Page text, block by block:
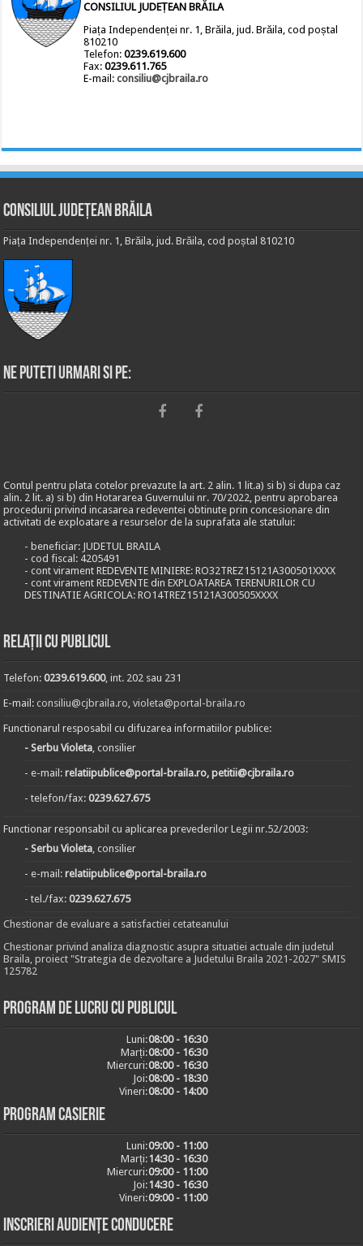
CONSILIUL JUDEȚEAN BRĂILA
Piața Independenței nr. 1, Brăila, jud. Brăila, cod poștal
810210
Telefon:0239.619.600
Fax:0239.611.765
E-mail:consiliu@cjbraila.ro
Consiliul Județean Brăila
Piața Independenței nr. 1, Brăila, jud. Brăila, cod poștal 810210
Ne puteti urmari si pe:
Contul pentru plata cotelor prevazute la art. 2 alin. 1 lit.a) si b) si dupa caz
alin. 2 lit. a) si b) din Hotararea Guvernului nr. 70/2022, pentru aprobarea
procedurii privind incasarea redeventei obtinute prin concesionare din
activitati de exploatare a resurselor de la suprafata ale statului:
- beneficiar: JUDETUL BRAILA
- cod fiscal: 4205491
- cont virament REDEVENTE MINIERE: RO32TREZ15121A300501XXXX
- cont virament REDEVENTE din EXPLOATAREA TERENURILOR CU
DESTINATIE AGRICOLA: RO14TREZ15121A300505XXXX
Relații cu publicul
Telefon:0239.619.600, int. 202 sau 231
E-mail:consiliu@cjbraila.ro,violeta@portal-braila.ro
Functionarul resposabil cu difuzarea informatiilor publice:
- Serbu Violeta, consilier
- e-mail:relatiipublice@portal-braila.ro, petitii@cjbraila.ro
- telefon/fax:0239.627.675
Functionar responsabil cu aplicarea prevederilor Legii nr.52/2003:
- Serbu Violeta, consilier
- e-mail:relatiipublice@portal-braila.ro
- tel./fax:0239.627.675
Chestionar de evaluare a satisfactiei cetateanului
Chestionar privind analiza diagnostic asupra situatiei actuale din judetul
Braila, proiect "Strategia de dezvoltare a Judetului Braila 2021-2027" SMIS
125782
Program de lucru cu publicul
Luni:08:00 - 16:30
Marți:08:00 - 16:30
Miercuri:08:00 - 16:30
Joi:08:00 - 18:30
Vineri:08:00 - 14:00
Program casierie
Luni:09:00 - 11:00
Marți:14:30 - 16:30
Miercuri:09:00 - 11:00
Joi:14:30 - 16:30
Vineri:09:00 - 11:00
Inscrieri audiențe conducere